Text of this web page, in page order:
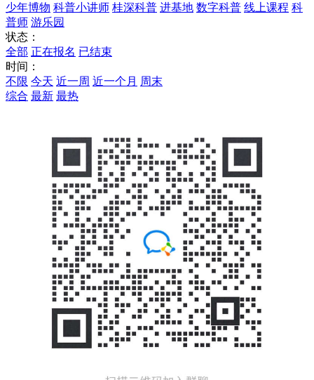
少年博物 科普小讲师 桂深科普 进基地 数字科普 线上课程 科
普师 游乐园
状态：
全部 正在报名 已结束
时间：
不限 今天 近一周 近一个月 周末
综合 最新 最热